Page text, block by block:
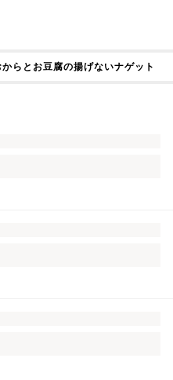
からとお豆腐の揚げないナゲット